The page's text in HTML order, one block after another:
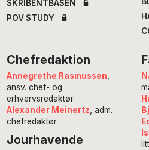
SKRIBENTBASEN
POV STUDY
Chefredaktion
Annegrethe Rasmussen,
ansv. chef- og
erhvervsredaktør
Alexander Meinertz, adm.
chefredaktør
Jourhavende